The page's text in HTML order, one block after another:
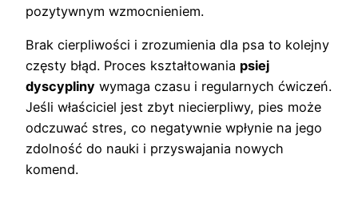
pozytywnym wzmocnieniem.
Brak cierpliwości i zrozumienia dla psa to kolejny
częsty błąd. Proces kształtowania psiej
dyscypliny wymaga czasu i regularnych ćwiczeń.
Jeśli właściciel jest zbyt niecierpliwy, pies może
odczuwać stres, co negatywnie wpłynie na jego
zdolność do nauki i przyswajania nowych
komend.